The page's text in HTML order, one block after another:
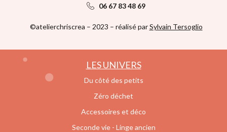
06 67 83 48 69
©atelierchriscrea – 2023 – réalisé parSylvain Tersoglio
LES UNIVERS
Du côté des petits
Zéro déchet
Accessoires et déco
Seconde vie - Linge ancien